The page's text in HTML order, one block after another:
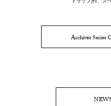
Archives